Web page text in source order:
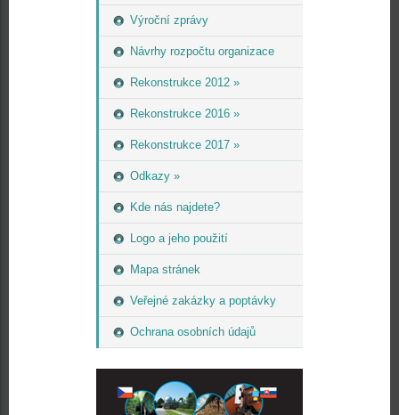
Výroční zprávy
Návrhy rozpočtu organizace
Rekonstrukce 2012 »
Rekonstrukce 2016 »
Rekonstrukce 2017 »
Odkazy »
Kde nás najdete?
Logo a jeho použití
Mapa stránek
Veřejné zakázky a poptávky
Ochrana osobních údajů